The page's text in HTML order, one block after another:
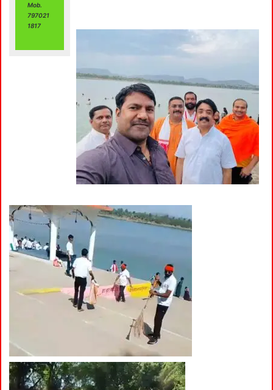
Mob.
797021
1817